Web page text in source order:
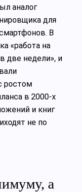
аналог
для
В
«работа на
две недели», и
ростом
в 2000‑х
и книг
не по
а